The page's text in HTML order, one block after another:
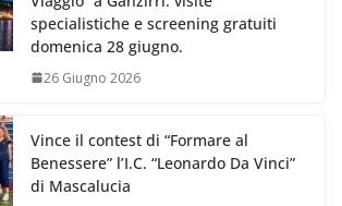
specialistiche e screening gratuiti
domenica 28 giugno.
26 Giugno 2026
Vince il contest di “Formare al
Benessere” l’I.C. “Leonardo Da Vinci”
di Mascalucia